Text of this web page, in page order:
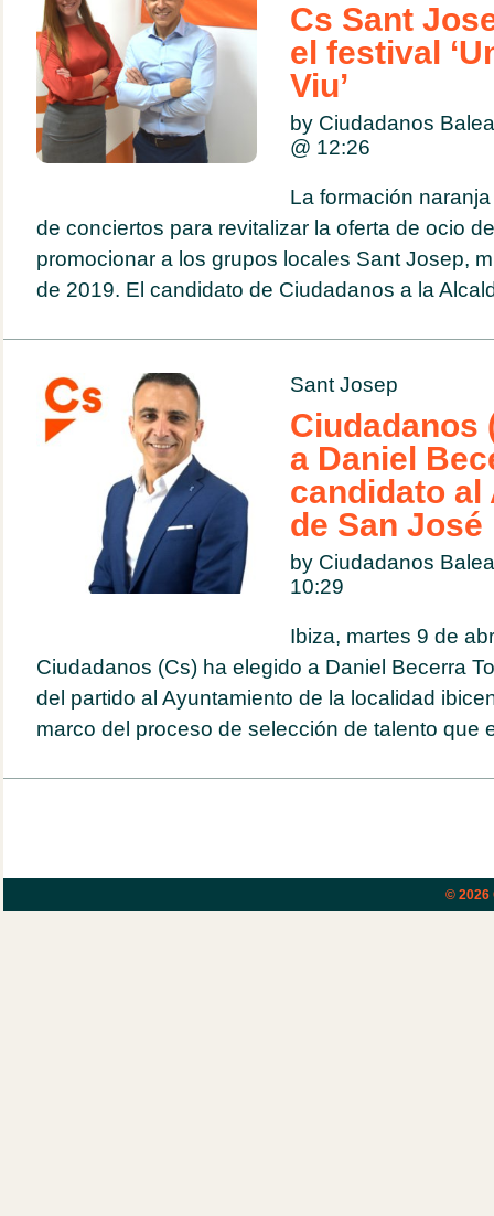
Cs Sant
el festival
Viu’
by Ciudadanos
@ 12:26
La formación
de conciertos para revitalizar la oferta de ocio
promocionar a los grupos locales Sant Josep,
de 2019. El candidato de Ciudadanos a la
Sant Josep
Ciudadanos
a Daniel
candidato al
de San José
by Ciudadanos
10:29
Ibiza, martes 9 de
Ciudadanos (Cs) ha elegido a Daniel Becerra
del partido al Ayuntamiento de la localidad
marco del proceso de selección de talento que
© 2026